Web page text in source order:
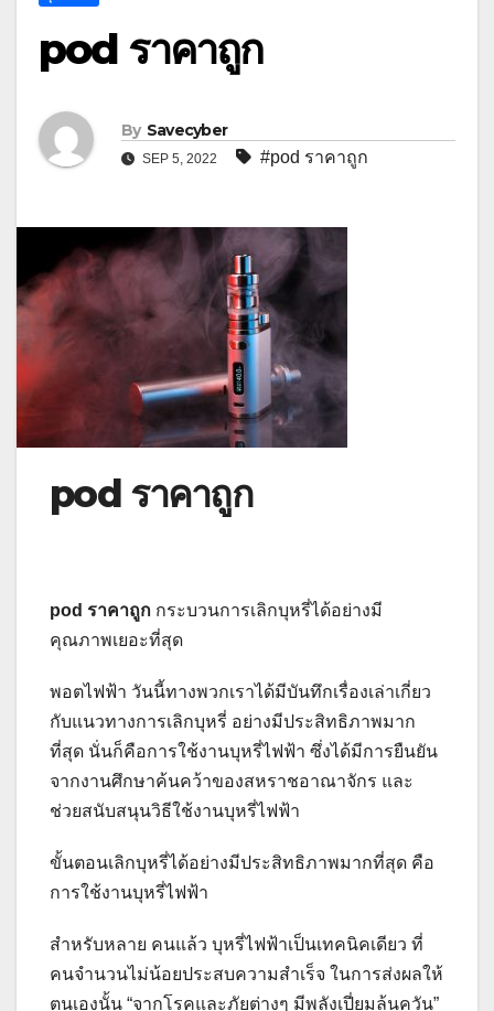
pod ราคาถูก
By Savecyber
SEP 5, 2022 #pod ราคาถูก
pod ราคาถูก
pod ราคาถูก กระบวนการเลิกบุหรี่ได้อย่างมี
คุณภาพเยอะที่สุด
พอตไฟฟ้า วันนี้ทางพวกเราได้มีบันทึกเรื่องเล่าเกี่ยว
กับแนวทางการเลิกบุหรี่ อย่างมีประสิทธิภาพมาก
ที่สุด นั่นก็คือการใช้งานบุหรี่ไฟฟ้า ซึ่งได้มีการยืนยัน
จากงานศึกษาค้นคว้าของสหราชอาณาจักร และ
ช่วยสนับสนุนวิธีใช้งานบุหรี่ไฟฟ้า
ขั้นตอนเลิกบุหรี่ได้อย่างมีประสิทธิภาพมากที่สุด คือ
การใช้งานบุหรี่ไฟฟ้า
สำหรับหลาย คนแล้ว บุหรี่ไฟฟ้าเป็นเทคนิคเดียว ที่
คนจำนวนไม่น้อยประสบความสำเร็จ ในการส่งผลให้
ตนเองนั้น “จากโรคและภัยต่างๆ มีพลังเปี่ยมล้นควัน”